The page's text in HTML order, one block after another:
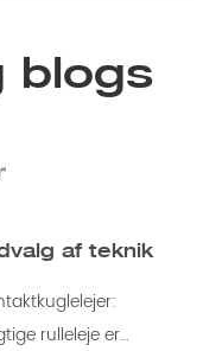
blogs
af teknik